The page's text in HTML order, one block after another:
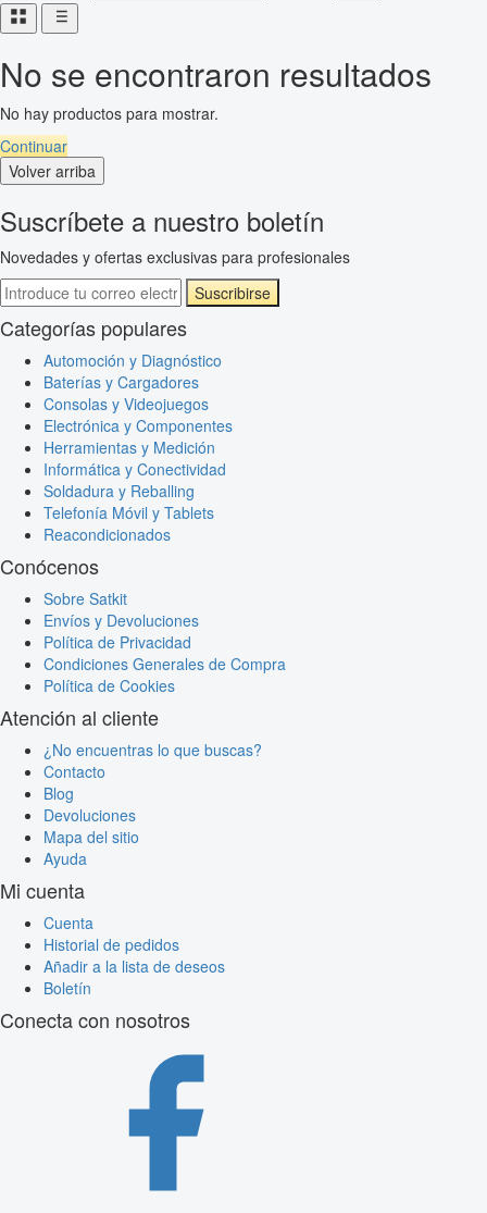
No se encontraron resultados
No hay productos para mostrar.
Continuar
Volver arriba
Suscríbete a nuestro boletín
Novedades y ofertas exclusivas para profesionales
Suscribirse
Categorías populares
Automoción y Diagnóstico
Baterías y Cargadores
Consolas y Videojuegos
Electrónica y Componentes
Herramientas y Medición
Informática y Conectividad
Soldadura y Reballing
Telefonía Móvil y Tablets
Reacondicionados
Conócenos
Sobre Satkit
Envíos y Devoluciones
Política de Privacidad
Condiciones Generales de Compra
Política de Cookies
Atención al cliente
¿No encuentras lo que buscas?
Contacto
Blog
Devoluciones
Mapa del sitio
Ayuda
Mi cuenta
Cuenta
Historial de pedidos
Añadir a la lista de deseos
Boletín
Conecta con nosotros